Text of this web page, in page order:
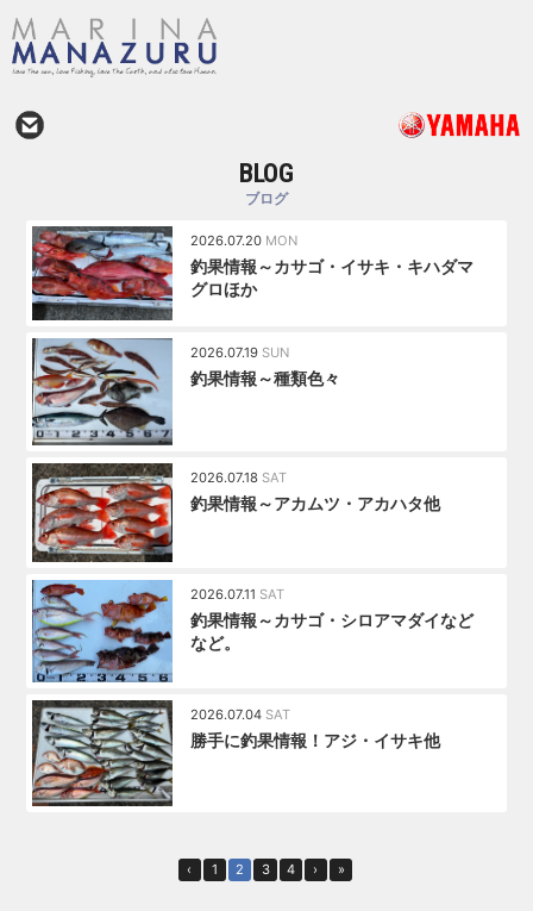
BLOG
ブログ
2026.07.20 MON
釣果情報～カサゴ・イサキ・キハダマ
グロほか
2026.07.19 SUN
釣果情報～種類色々
2026.07.18 SAT
釣果情報～アカムツ・アカハタ他
2026.07.11 SAT
釣果情報～カサゴ・シロアマダイなど
など。
2026.07.04 SAT
勝手に釣果情報！アジ・イサキ他
‹ 1 2 3 4 › »